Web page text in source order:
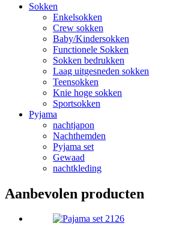
Sokken
Enkelsokken
Crew sokken
Baby/Kindersokken
Functionele Sokken
Sokken bedrukken
Laag uitgesneden sokken
Teensokken
Knie hoge sokken
Sportsokken
Pyjama
nachtjapon
Nachthemden
Pyjama set
Gewaad
nachtkleding
Aanbevolen producten